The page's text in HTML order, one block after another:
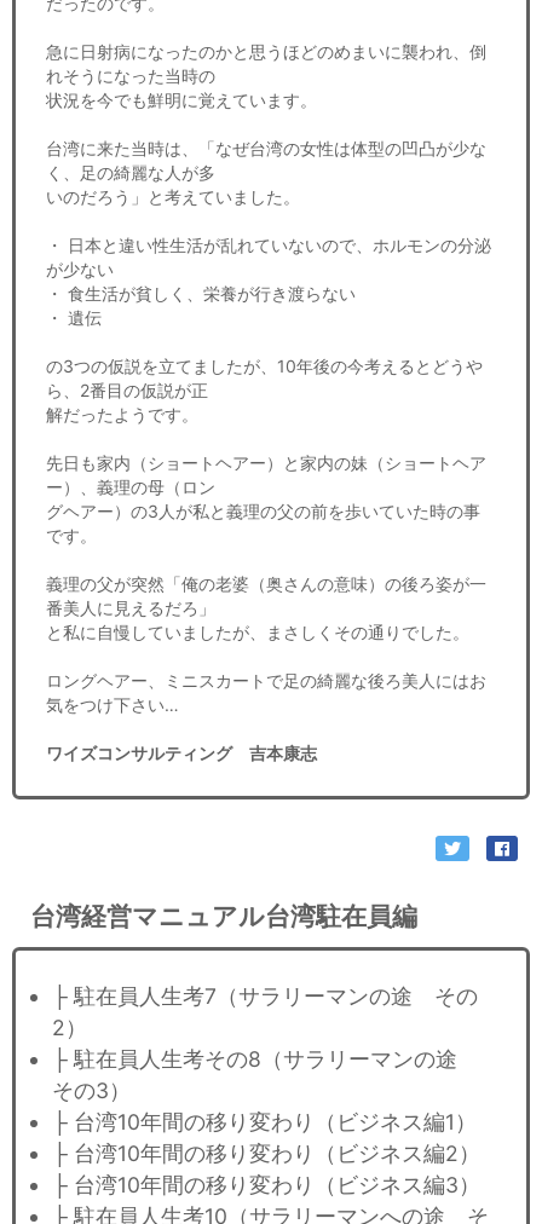
急に日射病になったのかと思うほどのめまいに襲われ、倒
れそうになった当時の
状況を今でも鮮明に覚えています。
台湾に来た当時は、「なぜ台湾の女性は体型の凹凸が少な
く、足の綺麗な人が多
いのだろう」と考えていました。
・ 日本と違い性生活が乱れていないので、ホルモンの分泌
が少ない
・ 食生活が貧しく、栄養が行き渡らない
・ 遺伝
の3つの仮説を立てましたが、10年後の今考えるとどうや
ら、2番目の仮説が正
解だったようです。
先日も家内（ショートヘアー）と家内の妹（ショートヘア
ー）、義理の母（ロン
グヘアー）の3人が私と義理の父の前を歩いていた時の事
です。
義理の父が突然「俺の老婆（奥さんの意味）の後ろ姿が一
番美人に見えるだろ」
と私に自慢していましたが、まさしくその通りでした。
ロングヘアー、ミニスカートで足の綺麗な後ろ美人にはお
気をつけ下さい…
ワイズコンサルティング 吉本康志
台湾経営マニュアル台湾駐在員編
├ 駐在員人生考7（サラリーマンの途 その
2）
├ 駐在員人生考その8（サラリーマンの途
その3）
├ 台湾10年間の移り変わり（ビジネス編1）
├ 台湾10年間の移り変わり（ビジネス編2）
├ 台湾10年間の移り変わり（ビジネス編3）
├ 駐在員人生考10（サラリーマンへの途 そ